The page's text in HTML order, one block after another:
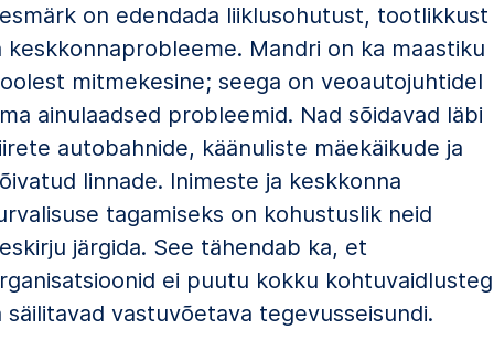
on edendada liiklusohutust, tootlikkust
keskkonnaprobleeme. Mandri on ka maastiku
mitmekesine; seega on veoautojuhtidel
ainulaadsed probleemid. Nad sõidavad läbi
autobahnide, käänuliste mäekäikude ja
linnade. Inimeste ja keskkonna
tagamiseks on kohustuslik neid
järgida. See tähendab ka, et
ei puutu kokku
säilitavad vastuvõetava tegevusseisundi.